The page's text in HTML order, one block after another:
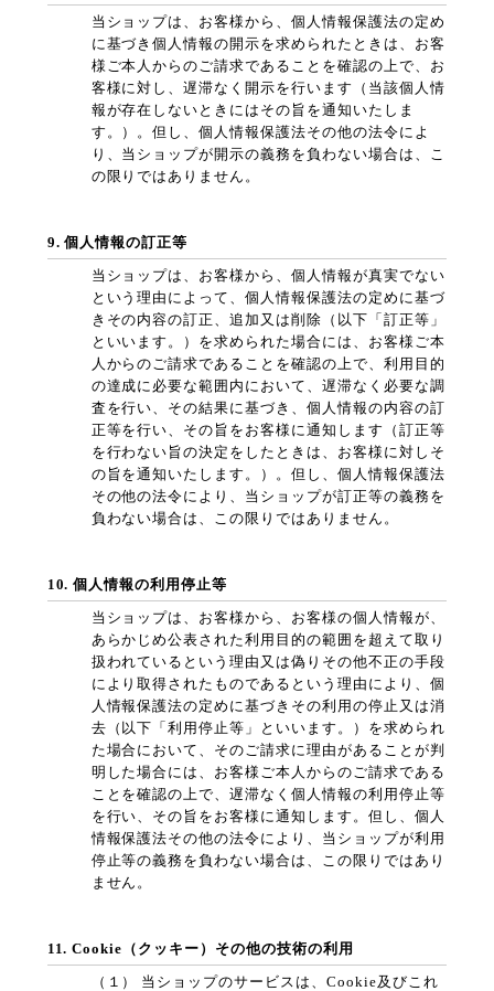
当ショップは、お客様から、個人情報保護法の定め
に基づき個人情報の開示を求められたときは、お客
様ご本人からのご請求であることを確認の上で、お
客様に対し、遅滞なく開示を行います（当該個人情
報が存在しないときにはその旨を通知いたしま
す。）。但し、個人情報保護法その他の法令によ
り、当ショップが開示の義務を負わない場合は、こ
の限りではありません。
9. 個人情報の訂正等
当ショップは、お客様から、個人情報が真実でない
という理由によって、個人情報保護法の定めに基づ
きその内容の訂正、追加又は削除（以下「訂正等」
といいます。）を求められた場合には、お客様ご本
人からのご請求であることを確認の上で、利用目的
の達成に必要な範囲内において、遅滞なく必要な調
査を行い、その結果に基づき、個人情報の内容の訂
正等を行い、その旨をお客様に通知します（訂正等
を行わない旨の決定をしたときは、お客様に対しそ
の旨を通知いたします。）。但し、個人情報保護法
その他の法令により、当ショップが訂正等の義務を
負わない場合は、この限りではありません。
10. 個人情報の利用停止等
当ショップは、お客様から、お客様の個人情報が、
あらかじめ公表された利用目的の範囲を超えて取り
扱われているという理由又は偽りその他不正の手段
により取得されたものであるという理由により、個
人情報保護法の定めに基づきその利用の停止又は消
去（以下「利用停止等」といいます。）を求められ
た場合において、そのご請求に理由があることが判
明した場合には、お客様ご本人からのご請求である
ことを確認の上で、遅滞なく個人情報の利用停止等
を行い、その旨をお客様に通知します。但し、個人
情報保護法その他の法令により、当ショップが利用
停止等の義務を負わない場合は、この限りではあり
ません。
11. Cookie（クッキー）その他の技術の利用
（１） 当ショップのサービスは、Cookie及びこれ